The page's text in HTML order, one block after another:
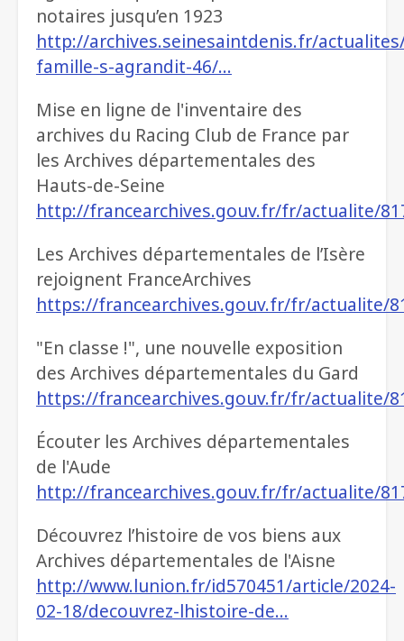
notaires jusqu’en 1923
http://archives.seinesaintdenis.fr/
famille-s-agrandit-46/…
Mise en ligne de l'inventaire des
archives du Racing Club de France par
les Archives départementales des
Hauts-de-Seine
http://francearchives.gouv.fr/fr/actualite/
Les Archives départementales de l’Isère
rejoignent FranceArchives
https://francearchives.gouv.fr/fr/actualite/
"En classe !", une nouvelle exposition
des Archives départementales du Gard
https://francearchives.gouv.fr/fr/actualite/
Écouter les Archives départementales
de l'Aude
http://francearchives.gouv.fr/fr/actualite/
Découvrez l’histoire de vos biens aux
Archives départementales de l'Aisne
http://www.lunion.fr/id570451/article/2024-
02-18/decouvrez-lhistoire-de…